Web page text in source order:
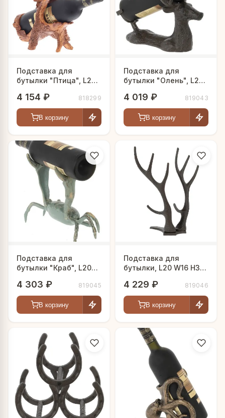
Подставка для
бутылки "Птица", L23
4 154 ₽ 818299
В корзину
Подставка для
бутылки "Олень", L26
4 019 ₽ 819043
В корзину
Подставка для
бутылки "Краб", L20
4 303 ₽ 819045
В корзину
Подставка для
бутылки, L20 W16 H35
4 229 ₽ 819046
В корзину